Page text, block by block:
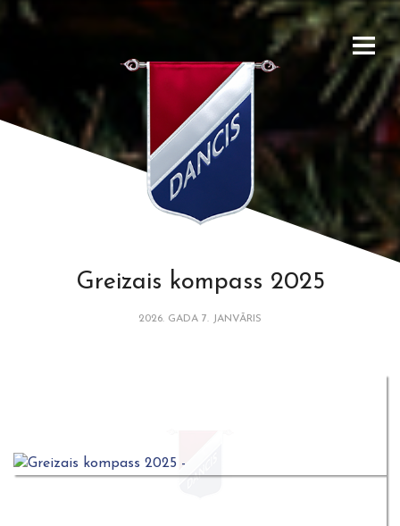
Greizais kompass 2025
2026. GADA 7. JANVĀRIS